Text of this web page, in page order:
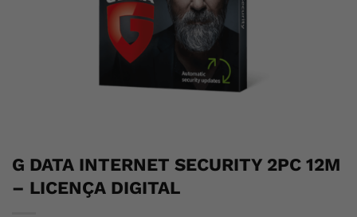
G DATA INTERNET SECURITY 2PC 12M
– LICENÇA DIGITAL